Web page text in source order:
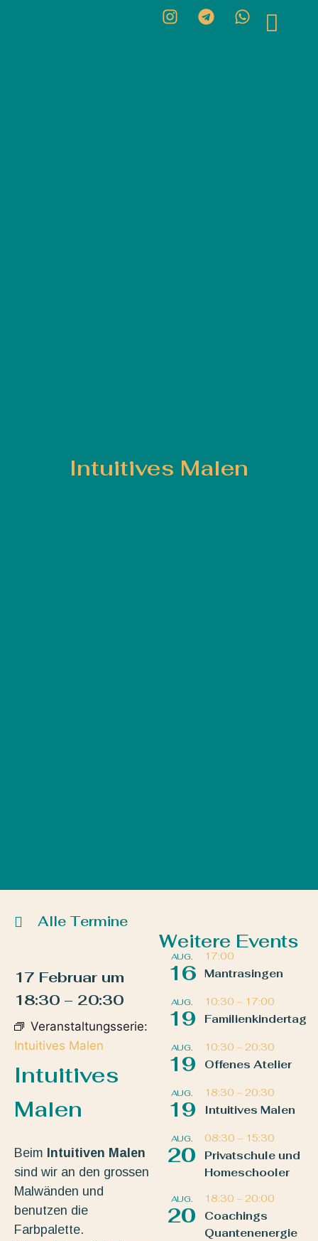
Intuitives Malen
Alle Termine
17 Februar um
18:30 – 20:30
Veranstaltungsserie:
Intuitives Malen
Intuitives
Malen
Beim Intuitiven Malen
sind wir an den grossen
Malwänden und
benutzen die
Farbpalette.
Weitere Events
AUG.
16
17:00
Mantrasingen
AUG.
19
10:30 – 17:00
Familienkindertag
AUG.
19
10:30 – 20:30
Offenes Atelier
AUG.
19
18:30 – 20:30
Intuitives Malen
AUG.
20
08:30 – 15:30
Privatschule und
Homeschooler
AUG.
20
18:30 – 20:00
Coachings
Quantenenergie